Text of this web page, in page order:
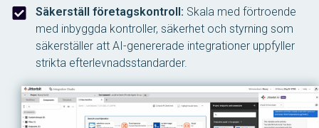
Säkerställ företagskontroll: Skala med förtroende
med inbyggda kontroller, säkerhet och styrning som
säkerställer att AI-genererade integrationer uppfyller
strikta efterlevnadsstandarder.